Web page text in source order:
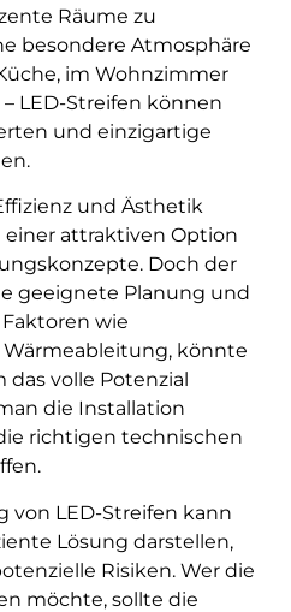
Räume zu
besondere Atmosphäre
im Wohnzimmer
LED-Streifen können
und einzigartige
und Ästhetik
einer attraktiven Option
Doch der
geeignete Planung und
wie
könnte
volle Potenzial
die Installation
richtigen technischen
von LED-Streifen kann
Lösung darstellen,
Risiken. Wer die
möchte, sollte die